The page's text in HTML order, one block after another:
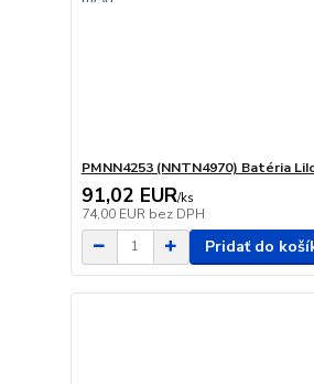
PMNN4253 (NNTN4970) Batéria
91,02 EUR/ks
74,00 EUR bez DPH
Pridať do